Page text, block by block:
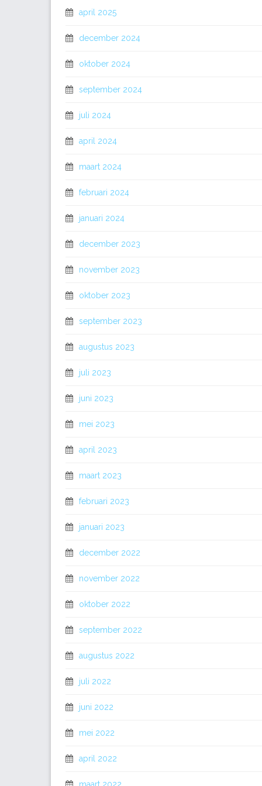
april 2025
december 2024
oktober 2024
september 2024
juli 2024
april 2024
maart 2024
februari 2024
januari 2024
december 2023
november 2023
oktober 2023
september 2023
augustus 2023
juli 2023
juni 2023
mei 2023
april 2023
maart 2023
februari 2023
januari 2023
december 2022
november 2022
oktober 2022
september 2022
augustus 2022
juli 2022
juni 2022
mei 2022
april 2022